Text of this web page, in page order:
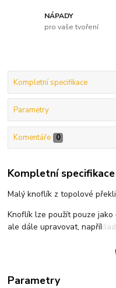
NÁPADY
pro vaše tvoření
Kompletní specifikace
Parametry
Komentáře 0
Kompletní specifikace
Malý knoflík z topolové
Knoflík lze použít pouze
ale dále upravovat,
Parametry